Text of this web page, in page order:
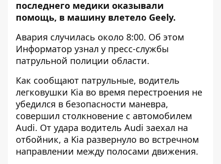
последнего медики оказывали
помощь, в машину влетело Geely.
Авария случилась около 8:00. Об этом
Информатор узнал у пресс-службы
патрульной полиции области.
Как сообщают патрульные, водитель
легковушки Kia во время перестроения не
убедился в безопасности маневра,
совершил столкновение с автомобилем
Audi. От удара водитель Audi заехал на
отбойник, а Kia развернуло во встречном
направлении между полосами движения.